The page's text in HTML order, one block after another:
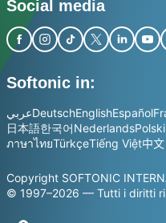
Social media
Softonic in:
عربيDeutschEnglishEspañol
日本語한국어NederlandsPolski
ภาษาไทยTürkçeTiếng Việt中文
Copyright SOFTONIC
© 1997–2026 — Tutti i diritti